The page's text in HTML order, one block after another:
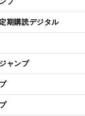
期購読デジタル
ャンプ